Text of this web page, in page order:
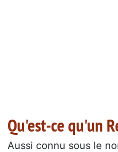
Qu'est-ce qu'un
Aussi connu sous le